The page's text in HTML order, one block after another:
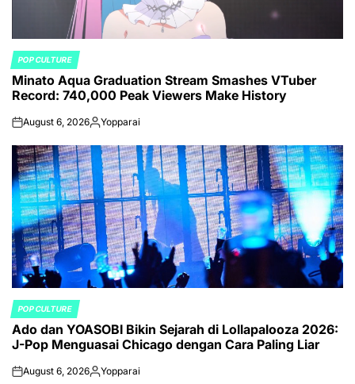
POSTED
IN
POP CULTURE
Minato Aqua Graduation Stream Smashes VTuber
Record: 740,000 Peak Viewers Make History
onAugust 6, 2026Posted
Yopparai
POSTED
IN
POP CULTURE
Ado dan YOASOBI Bikin Sejarah di Lollapalooza 2026:
J-Pop Menguasai Chicago dengan Cara Paling Liar
onAugust 6, 2026Posted
Yopparai